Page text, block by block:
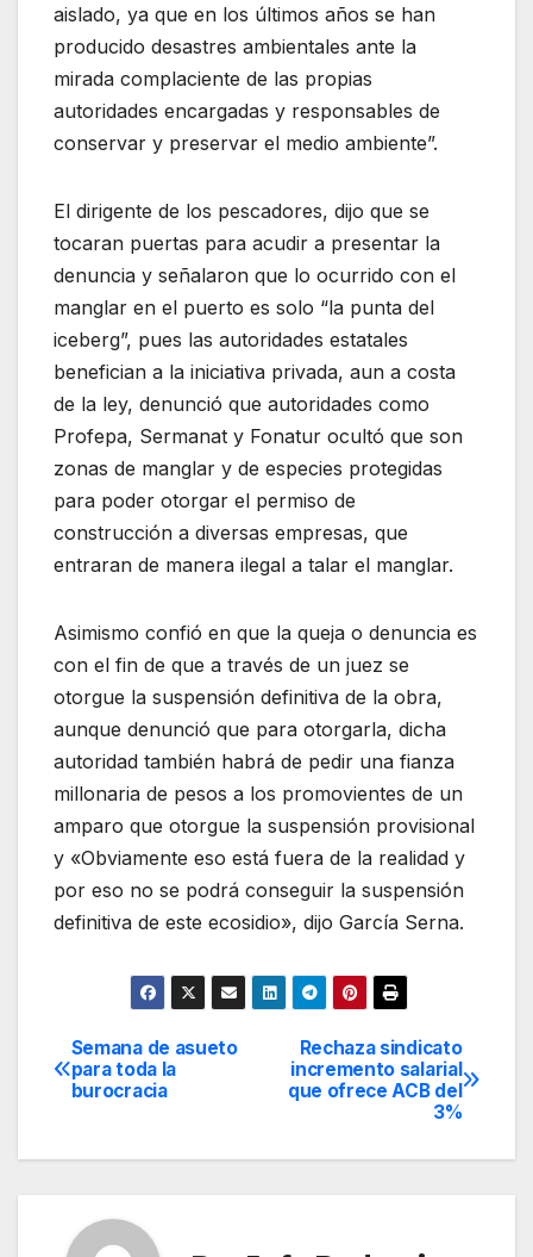
aislado, ya que en los últimos años se han
producido desastres ambientales ante la
mirada complaciente de las propias
autoridades encargadas y responsables de
conservar y preservar el medio ambiente”.
El dirigente de los pescadores, dijo que se
tocaran puertas para acudir a presentar la
denuncia y señalaron que lo ocurrido con el
manglar en el puerto es solo “la punta del
iceberg”, pues las autoridades estatales
benefician a la iniciativa privada, aun a costa
de la ley, denunció que autoridades como
Profepa, Sermanat y Fonatur ocultó que son
zonas de manglar y de especies protegidas
para poder otorgar el permiso de
construcción a diversas empresas, que
entraran de manera ilegal a talar el manglar.
Asimismo confió en que la queja o denuncia es
con el fin de que a través de un juez se
otorgue la suspensión definitiva de la obra,
aunque denunció que para otorgarla, dicha
autoridad también habrá de pedir una fianza
millonaria de pesos a los promovientes de un
amparo que otorgue la suspensión provisional
y «Obviamente eso está fuera de la realidad y
por eso no se podrá conseguir la suspensión
definitiva de este ecosidio», dijo García Serna.
Navegación
de
entradas
Rechaza sindicato
incremento salarial
que ofrece ACB del
3%
Semana de asueto
para toda la
burocracia